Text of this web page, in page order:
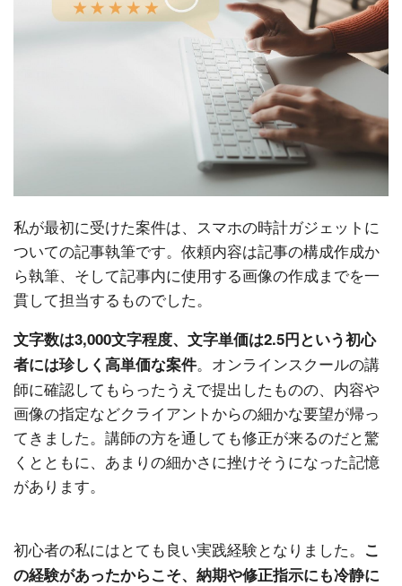
私が最初に受けた案件は、スマホの時計ガジェットに
ついての記事執筆です。依頼内容は記事の構成作成か
ら執筆、そして記事内に使用する画像の作成までを一
貫して担当するものでした。
文字数は3,000文字程度、文字単価は2.5円という初心
者には珍しく高単価な案件。オンラインスクールの講
師に確認してもらったうえで提出したものの、内容や
画像の指定などクライアントからの細かな要望が帰っ
てきました。講師の方を通しても修正が来るのだと驚
くとともに、あまりの細かさに挫けそうになった記憶
があります。
初心者の私にはとても良い実践経験となりました。 こ
の経験があったからこそ、納期や修正指示にも冷静に